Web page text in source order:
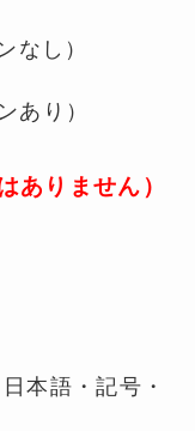
なし）
あり）
ありません）
本語・記号・